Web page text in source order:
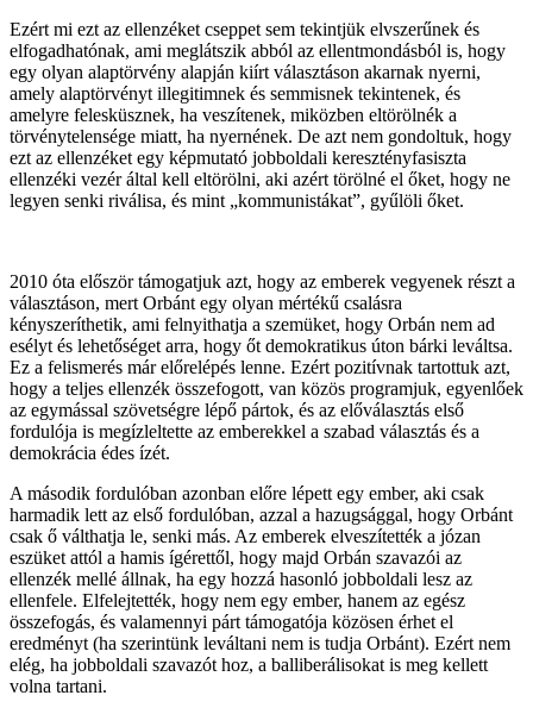
Ezért mi ezt az ellenzéket cseppet sem tekintjük elvszerűnek és
elfogadhatónak, ami meglátszik abból az ellentmondásból is, hogy
egy olyan alaptörvény alapján kiírt választáson akarnak nyerni,
amely alaptörvényt illegitimnek és semmisnek tekintenek, és
amelyre felesküsznek, ha veszítenek, miközben eltörölnék a
törvénytelensége miatt, ha nyernének. De azt nem gondoltuk, hogy
ezt az ellenzéket egy képmutató jobboldali keresztényfasiszta
ellenzéki vezér által kell eltörölni, aki azért törölné el őket, hogy ne
legyen senki riválisa, és mint „kommunistákat”, gyűlöli őket.
2010 óta először támogatjuk azt, hogy az emberek vegyenek részt a
választáson, mert Orbánt egy olyan mértékű csalásra
kényszeríthetik, ami felnyithatja a szemüket, hogy Orbán nem ad
esélyt és lehetőséget arra, hogy őt demokratikus úton bárki leváltsa.
Ez a felismerés már előrelépés lenne. Ezért pozitívnak tartottuk azt,
hogy a teljes ellenzék összefogott, van közös programjuk, egyenlőek
az egymással szövetségre lépő pártok, és az előválasztás első
fordulója is megízleltette az emberekkel a szabad választás és a
demokrácia édes ízét.
A második fordulóban azonban előre lépett egy ember, aki csak
harmadik lett az első fordulóban, azzal a hazugsággal, hogy Orbánt
csak ő válthatja le, senki más. Az emberek elveszítették a józan
eszüket attól a hamis ígérettől, hogy majd Orbán szavazói az
ellenzék mellé állnak, ha egy hozzá hasonló jobboldali lesz az
ellenfele. Elfelejtették, hogy nem egy ember, hanem az egész
összefogás, és valamennyi párt támogatója közösen érhet el
eredményt (ha szerintünk leváltani nem is tudja Orbánt). Ezért nem
elég, ha jobboldali szavazót hoz, a balliberálisokat is meg kellett
volna tartani.